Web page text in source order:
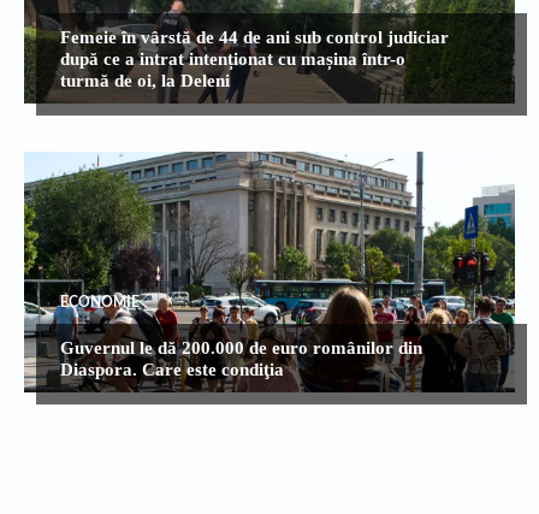
Femeie în vârstă de 44 de ani sub control judiciar
după ce a intrat intenționat cu mașina într-o
turmă de oi, la Deleni
ECONOMIE
Guvernul le dă 200.000 de euro românilor din
Diaspora. Care este condiţia